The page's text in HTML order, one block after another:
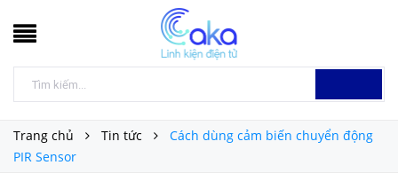
Trang chủ Tin tức
Cách dùng cảm biến chuyển động
PIR Sensor